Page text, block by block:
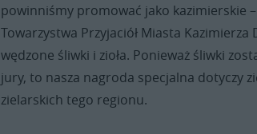
powinniśmy promować jako kazimierskie
Towarzystwa Przyjaciół Miasta
wędzone śliwki i zioła. Ponieważ śliwki
jury, to nasza nagroda specjalna dotyczy
zielarskich tego regionu.